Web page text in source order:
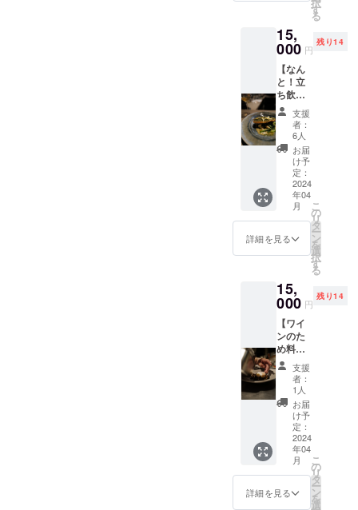
ます。
さらに
ご購入
いただ
いたワ
インを
店内で
飲むの
場合抜
栓料無
料！
「※20歳
未満の
者によ
る飲酒
は法令
す。20
歳未満
の方は
このリ
ターン
を選択
できま
ん。」
ま
す）
uoyaki
では魚
料理に
あわせ
たワイ
ンをイ
ンター
ネット
でも販
売して
おりま
す。
https://
uoyaki
wine.ba
se.shop
ドを
メール
布いた
しま
す。 利
用期
限：
2024年
末ま
で。
「※20歳
未満の
者によ
る飲酒
は法令
で禁止
択
す
る
15,
000 円
残り14
【なん
と！立
ち飲み
ペアリ
ング】
立ち飲
みだけ
ど、お
料理の
クワリ
ティは
半端な
い！ 予
約制 立
ちアテ
コース
2名様分
¥17,160
→
¥15,000
（税サ
込み）
内容
uoyaki
の魚料
理と合
わせた
ナチュ
ラルワ
インの
ペアリ
ング：
支援
者：
6人
お届
け予
定：
2024
年04
月
詳細を見る
こ
の
リ
タ
ー
ン
を
選
択
す
る
15,
000 円
残り14
【ワイ
ンのた
め料理
教室】
ワイン
１本付
き お
料理２
品 合
計３回
開催
プロの
シェフ
と一緒
に料理
支援
者：
1人
お届
け予
定：
2024
年04
月
詳細を見る
こ
の
リ
タ
ー
ン
を
選